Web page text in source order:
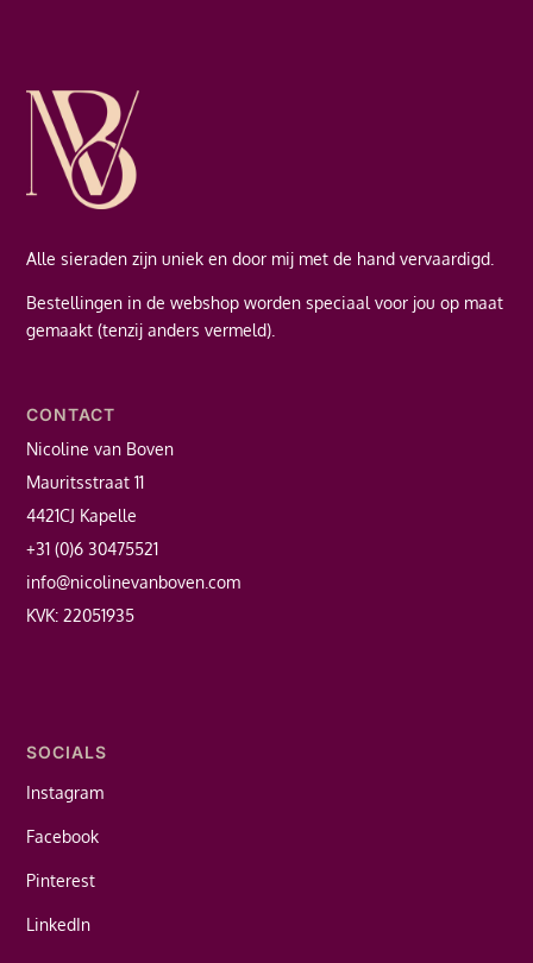
Alle sieraden zijn uniek en door mij met de hand vervaardigd.
Bestellingen in de webshop worden speciaal voor jou op maat
gemaakt (tenzij anders vermeld).
CONTACT
Nicoline van Boven
Mauritsstraat 11
4421CJ Kapelle
+31 (0)6 30475521
info@nicolinevanboven.com
KVK: 22051935
SOCIALS
Instagram
Facebook
Pinterest
LinkedIn